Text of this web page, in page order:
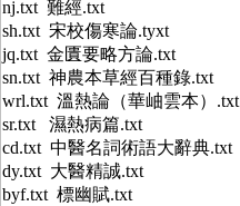
nj.txt 難經.txt
sh.txt 宋校傷寒論.tyxt
jq.txt 金匱要略方論.txt
sn.txt 神農本草經百種錄.txt
wrl.txt 溫熱論（華岫雲本）.txt
sr.txt 濕熱病篇.txt
cd.txt 中醫名詞術語大辭典.txt
dy.txt 大醫精誠.txt
byf.txt 標幽賦.txt